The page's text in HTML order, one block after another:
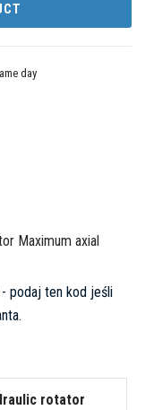
day
Maximum axial
- podaj ten kod jeśli
rotator